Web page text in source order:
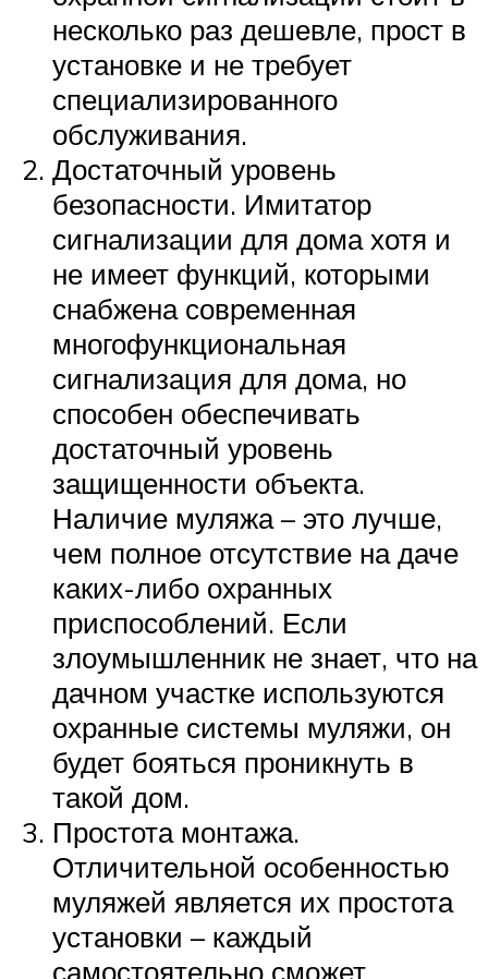
несколько раз дешевле, прост в
установке и не требует
специализированного
обслуживания.
Достаточный уровень
безопасности. Имитатор
сигнализации для дома хотя и
не имеет функций, которыми
снабжена современная
многофункциональная
сигнализация для дома, но
способен обеспечивать
достаточный уровень
защищенности объекта.
Наличие муляжа – это лучше,
чем полное отсутствие на даче
каких-либо охранных
приспособлений. Если
злоумышленник не знает, что на
дачном участке используются
охранные системы муляжи, он
будет бояться проникнуть в
такой дом.
Простота монтажа.
Отличительной особенностью
муляжей является их простота
установки – каждый
самостоятельно сможет